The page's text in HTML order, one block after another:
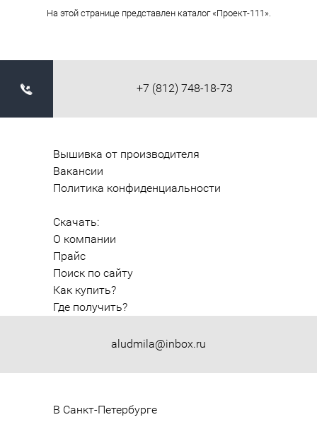
На этой странице представлен каталог «Проект-111».
+7 (812) 748-18-73
aludmila@inbox.ru
Вышивка от производителя
Вакансии
Политика конфиденциальности
Скачать:
О компании
Прайс
Поиск по сайту
Как купить?
Где получить?
В Санкт-Петербурге